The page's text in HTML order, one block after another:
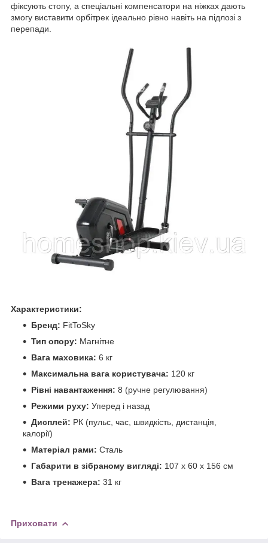
фіксують стопу, а спеціальні компенсатори на ніжках дають
змогу виставити орбітрек ідеально рівно навіть на підлозі з
перепади.
Характеристики:
Бренд: FitToSky
Тип опору: Магнітне
Вага маховика: 6 кг
Максимальна вага користувача: 120 кг
Рівні навантаження: 8 (ручне регулювання)
Режими руху: Уперед і назад
Дисплей: РК (пульс, час, швидкість, дистанція,
калорії)
Матеріал рами: Сталь
Габарити в зібраному вигляді: 107 х 60 х 156 см
Вага тренажера: 31 кг
Приховати